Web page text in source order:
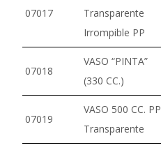
07017
Transparente
Irrompible PP
07018
VASO “PINTA”
(330 CC.)
07019
VASO 500 CC. PP
Transparente